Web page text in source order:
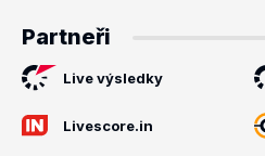
Partneři
Live výsledky
Livescore.in